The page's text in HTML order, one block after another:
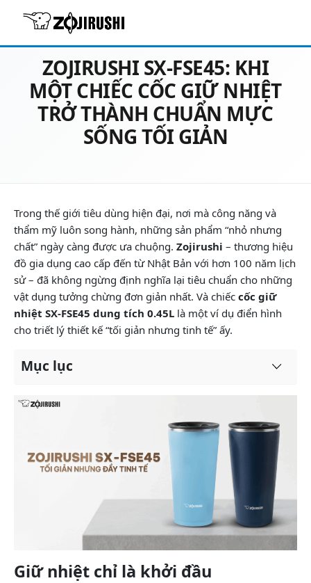
ZOJIRUSHI SX-FSE45: KHI
MỘT CHIẾC CỐC GIỮ NHIỆT
TRỞ THÀNH CHUẨN MỰC
SỐNG TỐI GIẢN
Trong thế giới tiêu dùng hiện đại, nơi mà công năng và
thẩm mỹ luôn song hành, những sản phẩm “nhỏ nhưng
chất” ngày càng được ưa chuộng. Zojirushi – thương hiệu
đồ gia dụng cao cấp đến từ Nhật Bản với hơn 100 năm lịch
sử – đã không ngừng định nghĩa lại tiêu chuẩn cho những
vật dụng tưởng chừng đơn giản nhất. Và chiếc cốc giữ
nhiệt SX-FSE45 dung tích 0.45L là một ví dụ điển hình
cho triết lý thiết kế “tối giản nhưng tinh tế” ấy.
Mục lục
Giữ nhiệt chỉ là khởi đầu